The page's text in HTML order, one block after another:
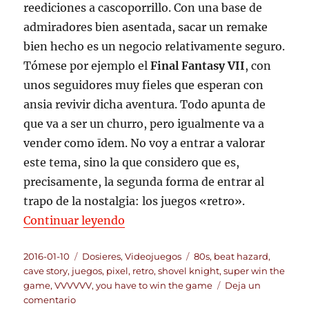
reediciones a cascoporrillo. Con una base de
admiradores bien asentada, sacar un remake
bien hecho es un negocio relativamente seguro.
Tómese por ejemplo elFinal Fantasy VII, con
unos seguidores muy fieles que esperan con
ansia revivir dicha aventura. Todo apunta de
que va a ser un churro, pero igualmente va a
vender como īdem. No voy a entrar a valorar
este tema, sino la que considero que es,
precisamente, la segunda forma de entrar al
trapo de la nostalgia: los juegos «retro».
Continuar leyendo
Publicado
el
2016-01-10 Categorías
Dosieres,Videojuegos Etiquetas
80s, beat hazard,
cave story, juegos, pixel, retro,shovel knight,super win the
game,VVVVVV,you have to win the game
Deja un
comentarioen